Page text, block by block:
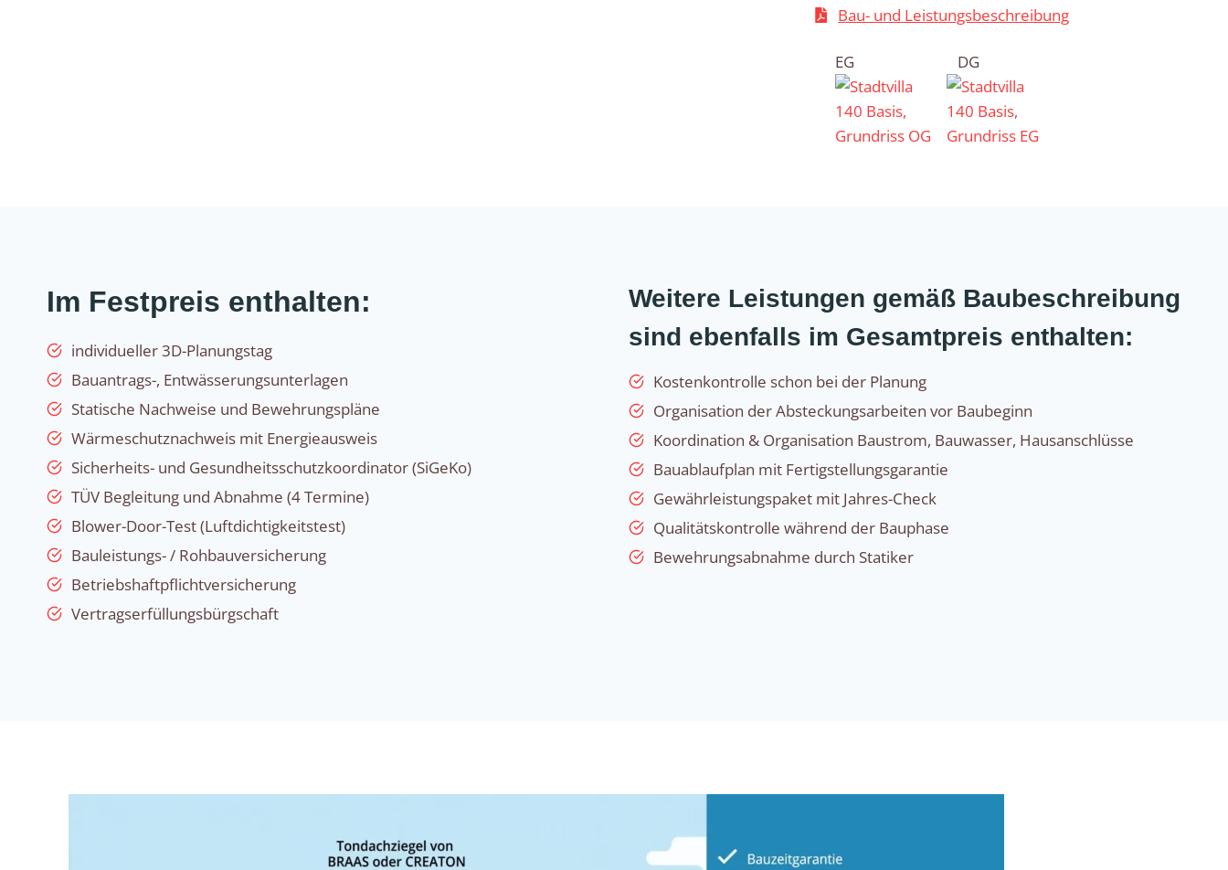
Bau- und Leistungsbeschreibung
EG DG
Im Festpreis enthalten:
individueller 3D-Planungstag
Bauantrags-, Entwässerungsunterlagen
Statische Nachweise und Bewehrungspläne
Wärmeschutznachweis mit Energieausweis
Sicherheits- und Gesundheitsschutzkoordinator (SiGeKo)
TÜV Begleitung und Abnahme (4 Termine)
Blower-Door-Test (Luftdichtigkeitstest)
Bauleistungs- / Rohbauversicherung
Betriebshaftpflichtversicherung
Vertragserfüllungsbürgschaft
Weitere Leistungen gemäß Baubeschreibung
sind ebenfalls im Gesamtpreis enthalten:
Kostenkontrolle schon bei der Planung
Organisation der Absteckungsarbeiten vor Baubeginn
Koordination & Organisation Baustrom, Bauwasser, Hausanschlüsse
Bauablaufplan mit Fertigstellungsgarantie
Gewährleistungspaket mit Jahres-Check
Qualitätskontrolle während der Bauphase
Bewehrungsabnahme durch Statiker